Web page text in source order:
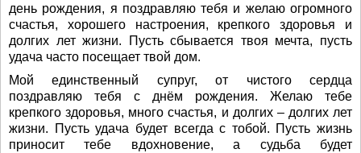
день рождения, я поздравляю тебя и желаю огромного
счастья, хорошего настроения, крепкого здоровья и
долгих лет жизни. Пусть сбывается твоя мечта, пусть
удача часто посещает твой дом.
Мой единственный супруг, от чистого сердца
поздравляю тебя с днём рождения. Желаю тебе
крепкого здоровья, много счастья, и долгих – долгих лет
жизни. Пусть удача будет всегда с тобой. Пусть жизнь
приносит тебе вдохновение, а судьба будет